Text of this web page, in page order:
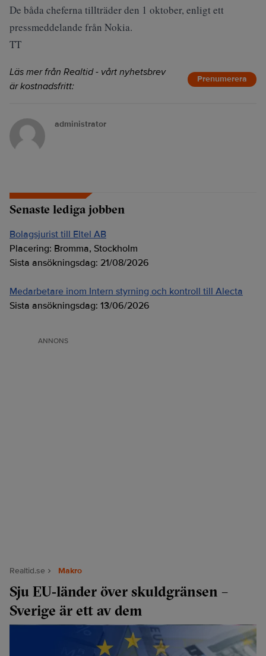
De båda cheferna tillträder den 1 oktober, enligt ett
pressmeddelande från Nokia.
TT
Läs mer från Realtid - vårt nyhetsbrev
är kostnadsfritt:
Prenumerera
administrator
Senaste lediga jobben
Bolagsjurist till Eltel AB
Placering: Bromma, Stockholm
Sista ansökningsdag: 21/08/2026
Medarbetare inom Intern styrning och kontroll till Alecta
Sista ansökningsdag: 13/06/2026
ANNONS
Realtid.se Makro
Sju EU‑länder över skuldgränsen –
Sverige är ett av dem